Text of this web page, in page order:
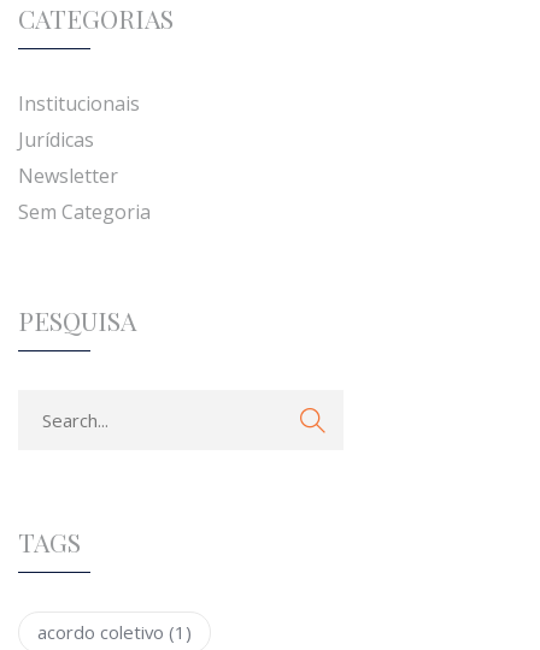
CATEGORIAS
Institucionais
Jurídicas
Newsletter
Sem Categoria
PESQUISA
TAGS
acordo coletivo (1)